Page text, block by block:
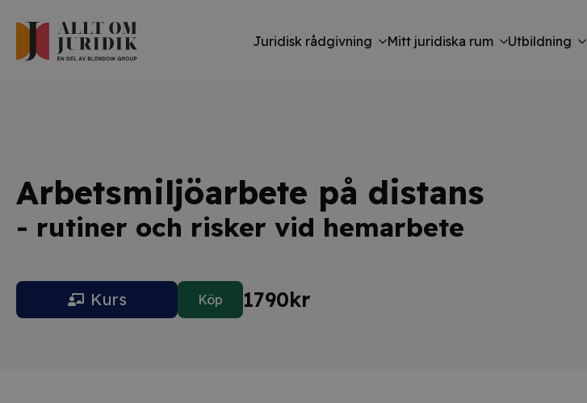
Juridisk rådgivning Mitt juridiska rum Utbildning
Arbetsmiljöarbete på distans
- rutiner och risker vid hemarbete
Kurs Köp 1790kr